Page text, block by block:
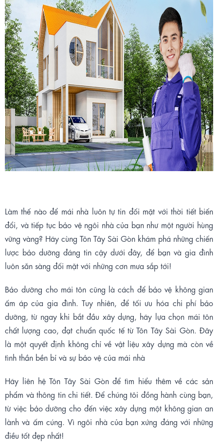
Làm thế nào để mái nhà luôn tự tin đối mặt với thời tiết biến
đổi, và tiếp tục bảo vệ ngôi nhà của bạn như một người hùng
vững vàng? Hãy cùng Tôn Tây Sài Gòn khám phá những chiến
lược bảo dưỡng đáng tin cậy dưới đây, để bạn và gia đình
luôn sẵn sàng đối mặt với những cơn mưa sắp tới!
Bảo dưỡng cho mái tôn cũng là cách để bảo vệ không gian
ấm áp của gia đình. Tuy nhiên, để tối ưu hóa chi phí bảo
dưỡng, từ ngay khi bắt đầu xây dựng, hãy lựa chọn mái tôn
chất lượng cao, đạt chuẩn quốc tế từ Tôn Tây Sài Gòn. Đây
là một quyết định không chỉ về vật liệu xây dựng mà còn về
tình thần bền bỉ và sự bảo vệ của mái nhà
Hãy liên hệ Tôn Tây Sài Gòn để tìm hiểu thêm về các sản
phẩm và thông tin chi tiết. Để chúng tôi đồng hành cùng bạn,
từ việc bảo dưỡng cho đến việc xây dựng một không gian an
lành và ấm cúng. Vì ngôi nhà của bạn xứng đáng với những
điều tốt đẹp nhất!